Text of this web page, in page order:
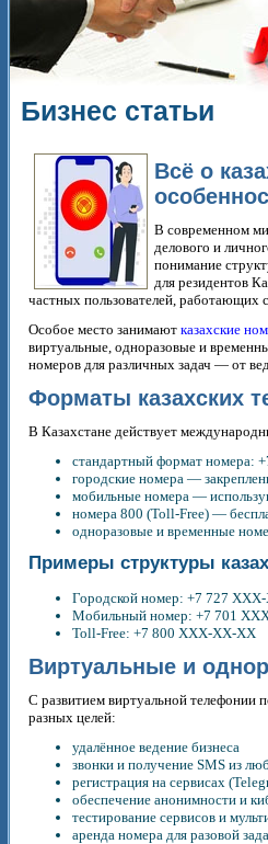
Бизнес статьи
Всё о
В современном
делового и
понимание
для резидентов
частных пользователей, работающих
Особое место занимают казахские
виртуальные, одноразовые и
номеров для различных задач — от
Форматы казахских
В Казахстане действует
стандартный формат номера:
городские номера —
мобильные номера —
номера 800 (Toll-Free) —
одноразовые и временные
Примеры структуры
Городской номер: +7 727
Мобильный номер: +7 701
Toll-Free: +7 800 XXX-XX-XX
Виртуальные и
С развитием виртуальной телефонии
разных целей:
удалённое ведение бизнеса
звонки и получение SMS из
регистрация на сервисах
обеспечение анонимности и
тестирование сервисов и
аренда номера для разовой